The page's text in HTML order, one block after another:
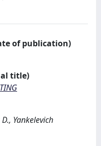
of publication)
title)
Yankelevich